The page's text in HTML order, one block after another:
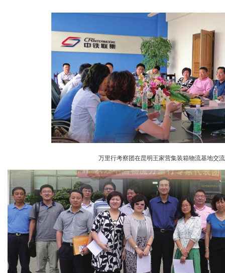
万里行考察团在昆明王家营集装箱物流基地交